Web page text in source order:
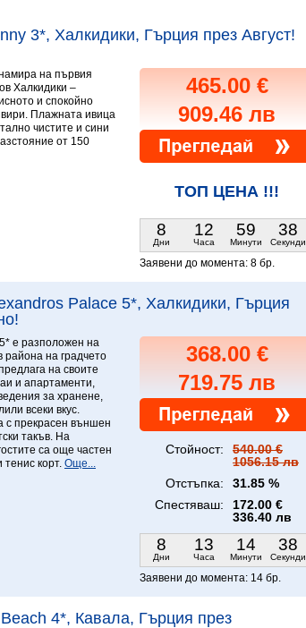
3*, Халкидики, Гърция през Август!
на първия
Халкидики –
и спокойно
Плажната ивица
чистите и сини
от 150
465.00 €
909.46 лв
ТОП ЦЕНА !!!
8
Дни
12
Часа
59
Минути
36
Секунди
Заявени до момента: 8 бр.
Palace 5*, Халкидики, Гърция
e разположен на
района на градчето
на своите
и апартаменти,
за хранене,
всеки вкус.
с прекрасен външен
такъв. На
са още частен
корт. Още...
368.00 €
719.75 лв
Стойност:
540.00 €
1056.15 лв
Отстъпка:
31.85 %
Спестяваш:
172.00 €
336.40 лв
8
Дни
13
Часа
14
Минути
36
Секунди
Заявени до момента: 14 бр.
4*, Кавала, Гърция през